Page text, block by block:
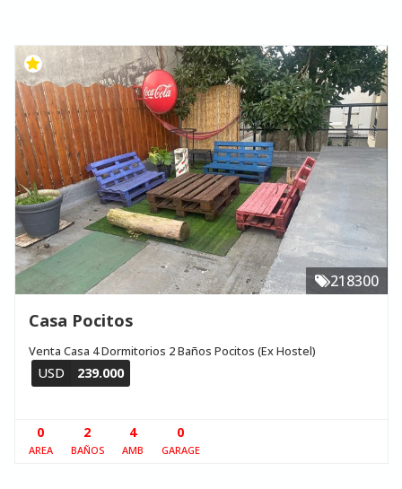
218300
Casa Pocitos
Venta Casa 4 Dormitorios 2 Baños Pocitos (Ex Hostel)
USD 239.000
0
AREA
2
BAÑOS
4
AMB
0
GARAGE